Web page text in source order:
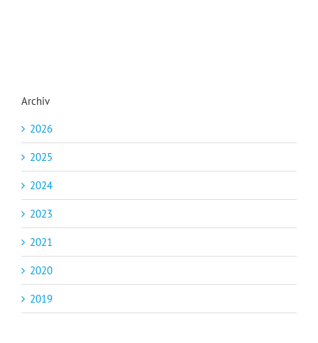
Archiv
2026
2025
2024
2023
2021
2020
2019